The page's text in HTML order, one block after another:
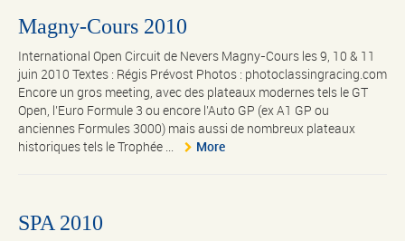
Magny-Cours 2010
International Open Circuit de Nevers Magny-Cours les 9, 10 & 11
juin 2010 Textes : Régis Prévost Photos : photoclassingracing.com
Encore un gros meeting, avec des plateaux modernes tels le GT
Open, l’Euro Formule 3 ou encore l’Auto GP (ex A1 GP ou
anciennes Formules 3000) mais aussi de nombreux plateaux
historiques tels le Trophée ...
More
SPA 2010